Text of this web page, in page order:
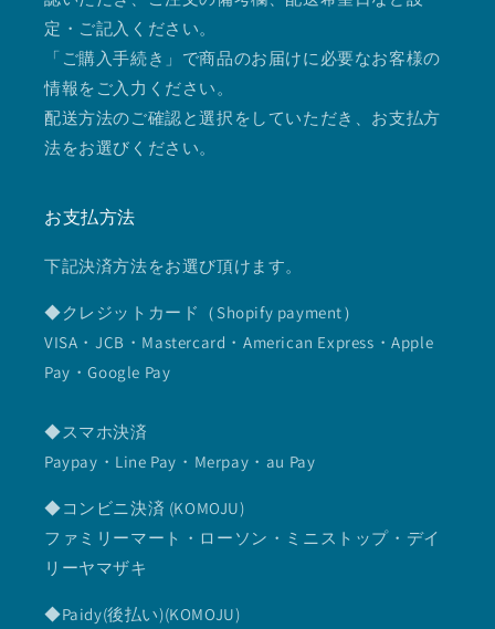
定・ご記入ください。
「ご購入手続き」で商品のお届けに必要なお客様の
情報をご入力ください。
配送方法のご確認と選択をしていただき、お支払方
法をお選びください。
お支払方法
下記決済方法をお選び頂けます。
◆クレジットカード（Shopify payment）
VISA・JCB・Mastercard・American Express・Apple
Pay・Google Pay
◆スマホ決済
Paypay・Line Pay・Merpay・au Pay
◆コンビニ決済 (KOMOJU)
ファミリーマート・ローソン・ミニストップ・デイ
リーヤマザキ
◆Paidy(後払い)(KOMOJU)